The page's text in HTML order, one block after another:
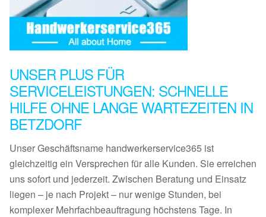
UNSER PLUS FÜR
SERVICELEISTUNGEN: SCHNELLE
HILFE OHNE LANGE WARTEZEITEN IN
BETZDORF
Unser Geschäftsname handwerkerservice365 ist
gleichzeitig ein Versprechen für alle Kunden. Sie erreichen
uns sofort und jederzeit. Zwischen Beratung und Einsatz
liegen – je nach Projekt – nur wenige Stunden, bei
komplexer Mehrfachbeauftragung höchstens Tage. In